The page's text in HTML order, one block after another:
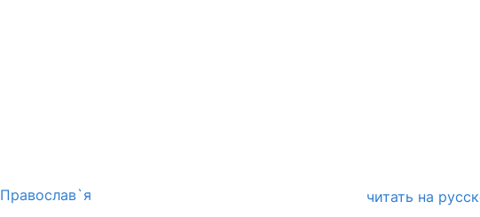
Православ`я читать на